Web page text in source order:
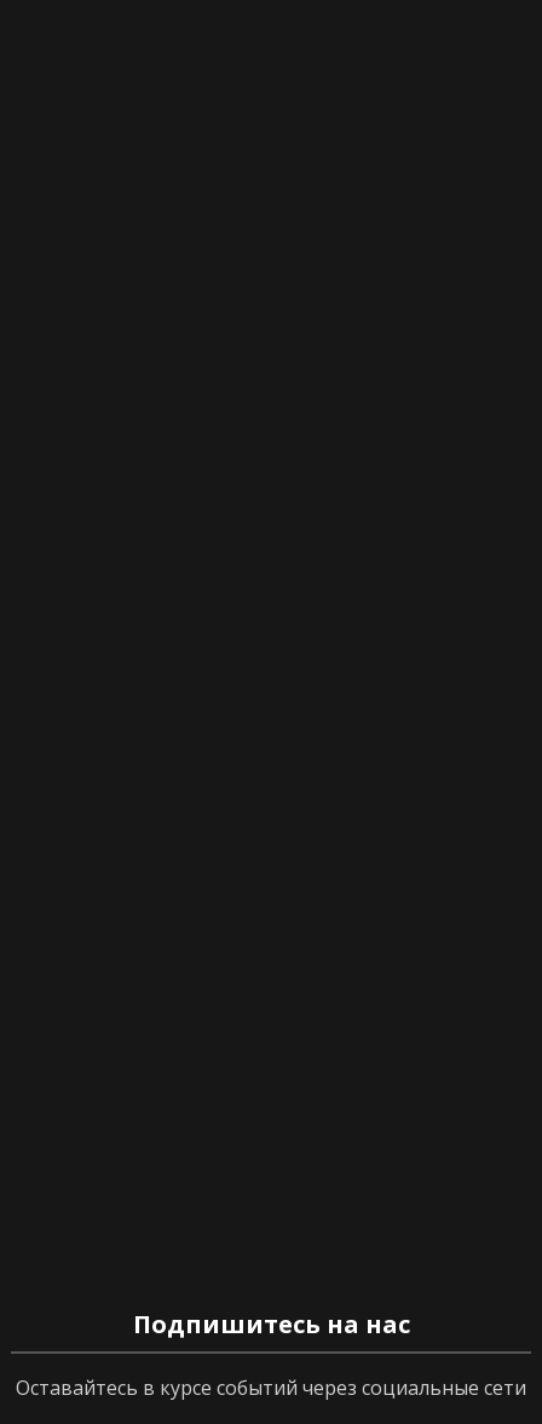
Подпишитесь на нас
Оставайтесь в курсе событий через социальные сети